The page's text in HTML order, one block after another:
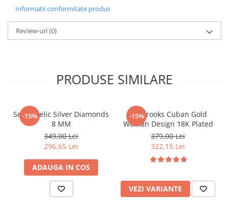
Informatii conformitate produs
Review-uri(0)
PRODUSE SIMILARE
-15%
Set Angelic Silver Diamonds
8 MM
349,00 Lei
296,65 Lei
ADAUGA IN COS
-15%
Set Brooks Cuban Gold
Woman Design 18K Plated
379,00 Lei
322,15 Lei
VEZI VARIANTE